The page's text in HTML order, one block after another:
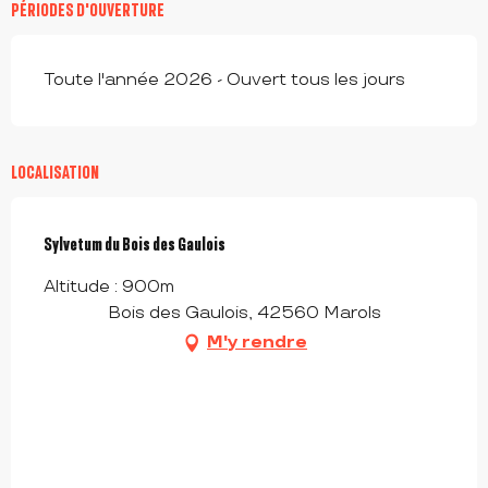
PÉRIODES D'OUVERTURE
Toute l'année 2026 - Ouvert tous les jours
LOCALISATION
Sylvetum du Bois des Gaulois
Altitude : 900m
Bois des Gaulois, 42560 Marols
M'y rendre